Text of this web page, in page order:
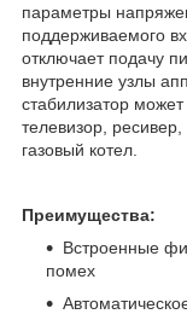
параметры
поддерживаемого
отключает подачу
внутренние узлы
стабилизатор
телевизор,
газовый котел.
Преимущества:
Встроенные
помех